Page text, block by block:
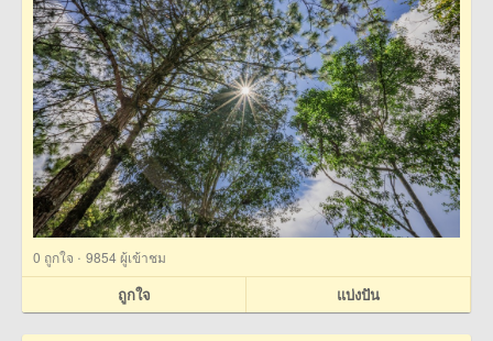
0 ถูกใจ · 9854 ผู้เข้าชม
ถูกใจ แบ่งปัน